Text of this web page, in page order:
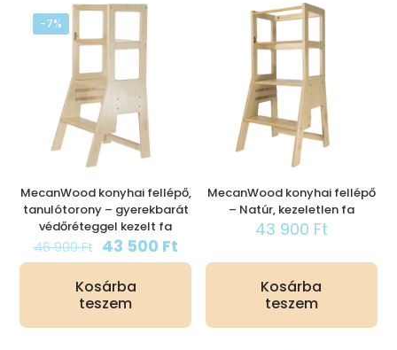
-7%
MecanWood konyhai fellépő,
tanulótorony – gyerekbarát
védőréteggel kezelt fa
46 900Ft Original
price
was:
46
900 Ft.
43 500 FtCurrent
price
Kosárba
teszem
MecanWood konyhai fellépő
– Natúr, kezeletlen fa
43 900 Ft
Kosárba
teszem